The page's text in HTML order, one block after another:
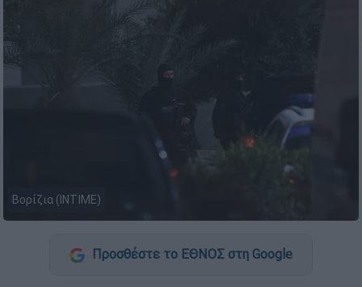
Βορίζια (INTIME)
Προσθέστε το ΕΘΝΟΣ στη Google